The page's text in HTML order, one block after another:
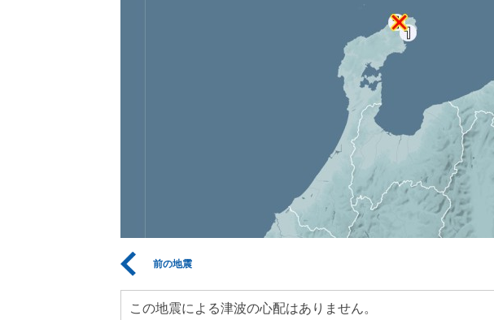
前の地震
この地震による津波の心配はありません。